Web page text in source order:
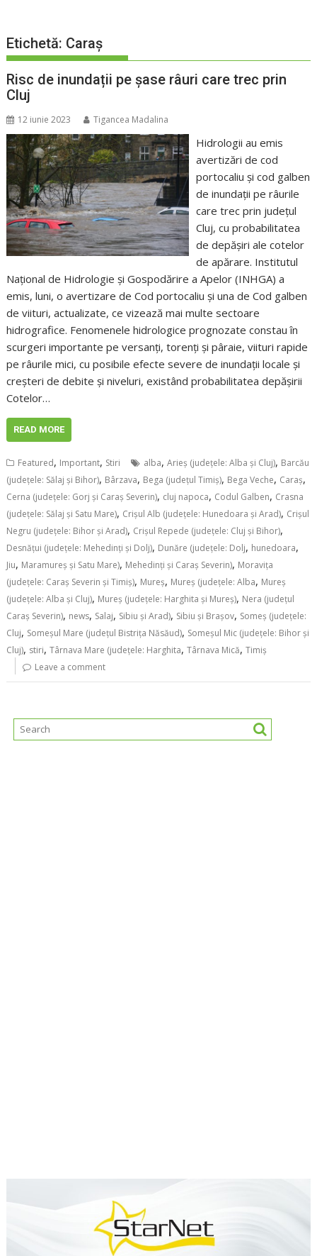
Etichetă: Caraş
Risc de inundații pe șase râuri care trec prin
Cluj
12 iunie 2023 Tigancea Madalina
Hidrologii au emis
avertizări de cod
portocaliu și cod galben
de inundații pe râurile
care trec prin județul
Cluj, cu probabilitatea
de depășiri ale cotelor
de apărare. Institutul
Naţional de Hidrologie şi Gospodărire a Apelor (INHGA) a
emis, luni, o avertizare de Cod portocaliu şi una de Cod galben
de viituri, actualizate, ce vizează mai multe sectoare
hidrografice. Fenomenele hidrologice prognozate constau în
scurgeri importante pe versanţi, torenţi şi pâraie, viituri rapide
pe râurile mici, cu posibile efecte severe de inundaţii locale şi
creşteri de debite şi niveluri, existând probabilitatea depăşirii
Cotelor…
READ MORE
Featured, Important, Stiri alba,Arieş (judeţele: Alba şi Cluj), Barcău
(judeţele: Sălaj şi Bihor), Bârzava, Bega (judeţul Timiş), Bega Veche, Caraş,
Cerna (judeţele: Gorj şi Caraş Severin), cluj napoca, Codul Galben, Crasna
(judeţele: Sălaj şi Satu Mare), Crişul Alb (judeţele: Hunedoara şi Arad), Crişul
Negru (judeţele: Bihor şi Arad), Crişul Repede (judeţele: Cluj şi Bihor),
Desnăţui (judeţele: Mehedinţi şi Dolj), Dunăre (judeţele: Dolj, hunedoara,
Jiu, Maramureş şi Satu Mare), Mehedinţi şi Caraş Severin), Moraviţa
(judeţele: Caraş Severin şi Timiş), Mureş, Mureş (judeţele: Alba, Mureş
(judeţele: Alba şi Cluj), Mureş (judeţele: Harghita şi Mureş), Nera (judeţul
Caraş Severin), news, Salaj, Sibiu şi Arad), Sibiu şi Braşov, Someş (judeţele:
Cluj, Someşul Mare (judeţul Bistriţa Năsăud), Someşul Mic (judeţele: Bihor şi
Cluj), stiri,Târnava Mare (judeţele: Harghita,Târnava Mică,Timiș
Leave a comment